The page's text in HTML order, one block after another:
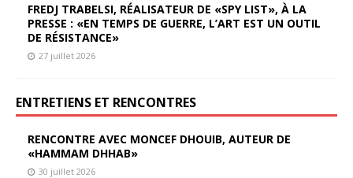
FREDJ TRABELSI, RÉALISATEUR DE «SPY LIST», À LA
PRESSE : «EN TEMPS DE GUERRE, L’ART EST UN OUTIL
DE RÉSISTANCE»
27 juillet 2026
ENTRETIENS ET RENCONTRES
RENCONTRE AVEC MONCEF DHOUIB, AUTEUR DE
«HAMMAM DHHAB»
30 juillet 2026